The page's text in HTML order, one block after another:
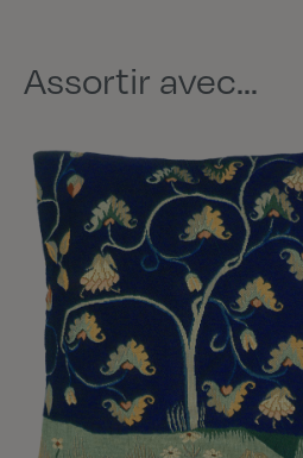
Assortir avec...